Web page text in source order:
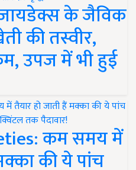
के जैविक
की तस्वीर,
उपज में भी हुई
कम समय में
की ये पांच